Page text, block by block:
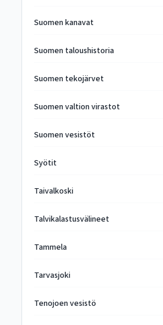
Suomen kanavat
Suomen taloushistoria
Suomen tekojärvet
Suomen valtion virastot
Suomen vesistöt
Syötit
Taivalkoski
Talvikalastusvälineet
Tammela
Tarvasjoki
Tenojoen vesistö